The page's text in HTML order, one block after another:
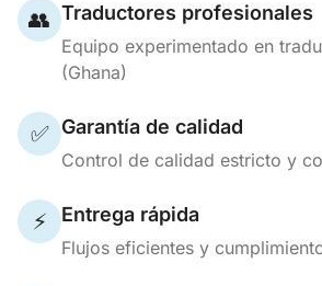
👥 Traductores profesionales
Equipo experimentado en
(Ghana)
✅ Garantía de calidad
Control de calidad estricto y
⚡ Entrega rápida
Flujos eficientes y